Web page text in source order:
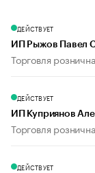
ДЕЙСТВУЕТ
ИП Рыжов Павел
Торговля
ДЕЙСТВУЕТ
ИП Куприянов
Торговля
ДЕЙСТВУЕТ